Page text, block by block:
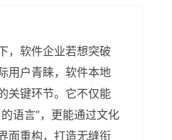
，软件企业若想突破
用户青睐，软件本地
关键环节。它不仅能
语言”，更能通过文化
面重构，打造无缝衔